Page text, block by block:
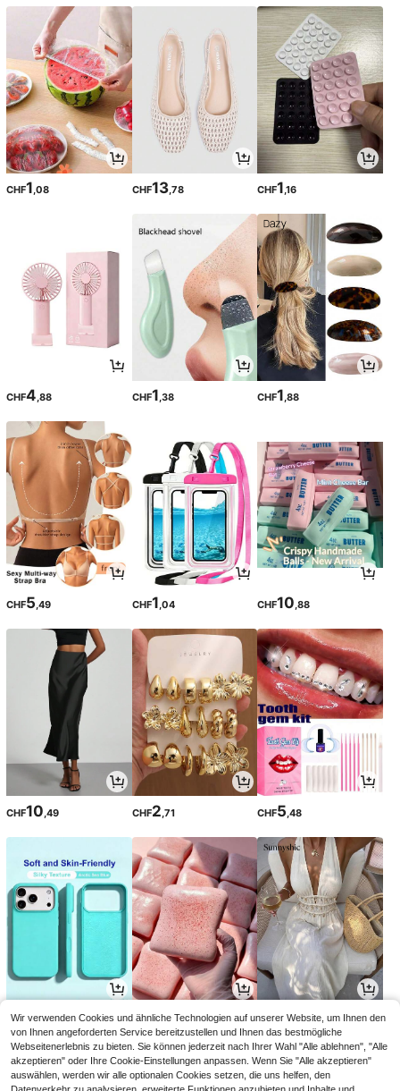
CHF1 ,08 CHF13,78 CHF1 ,16
CHF4,88 CHF1,38 CHF1,88
CHF5,49 CHF1,04 CHF10,88
CHF10 ,49 CHF2 ,71 CHF5 ,48
CHF 3,94 CHF1,28 CHF12,37
Wir verwenden Cookies und ähnliche Technologien auf unserer Website, um Ihnen den
von Ihnen angeforderten Service bereitzustellen und Ihnen das bestmögliche
Webseitenerlebnis zu bieten. Sie können jederzeit nach Ihrer Wahl "Alle ablehnen", "Alle
akzeptieren" oder Ihre Cookie-Einstellungen anpassen. Wenn Sie "Alle akzeptieren"
auswählen, werden wir alle optionalen Cookies setzen, die uns helfen, den